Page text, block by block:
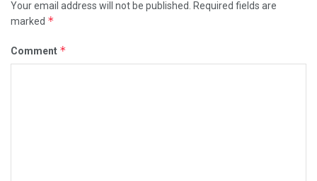
Your email address will not be published.
Required fields are
marked *
Comment *